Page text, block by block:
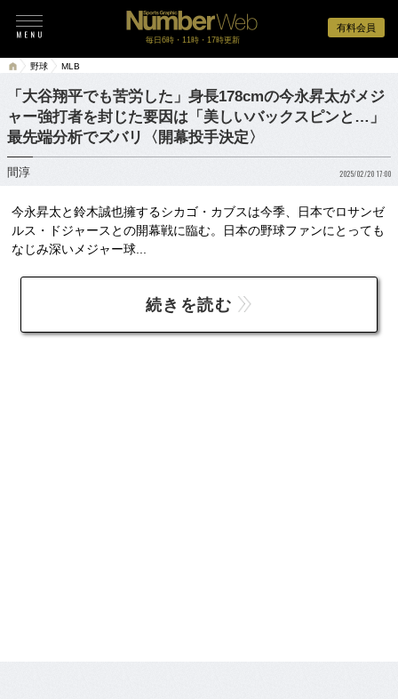
有料会員
毎日6時・11時・17時更新
野球 MLB
「大谷翔平でも苦労した」身長178cmの今永昇太がメジ
ャー強打者を封じた要因は「美しいバックスピンと…」
最先端分析でズバリ〈開幕投手決定〉
間淳 2025/02/20 17:00
今永昇太と鈴木誠也擁するシカゴ・カブスは今季、日本でロサンゼ
ルス・ドジャースとの開幕戦に臨む。日本の野球ファンにとっても
なじみ深いメジャー球...
続きを読む